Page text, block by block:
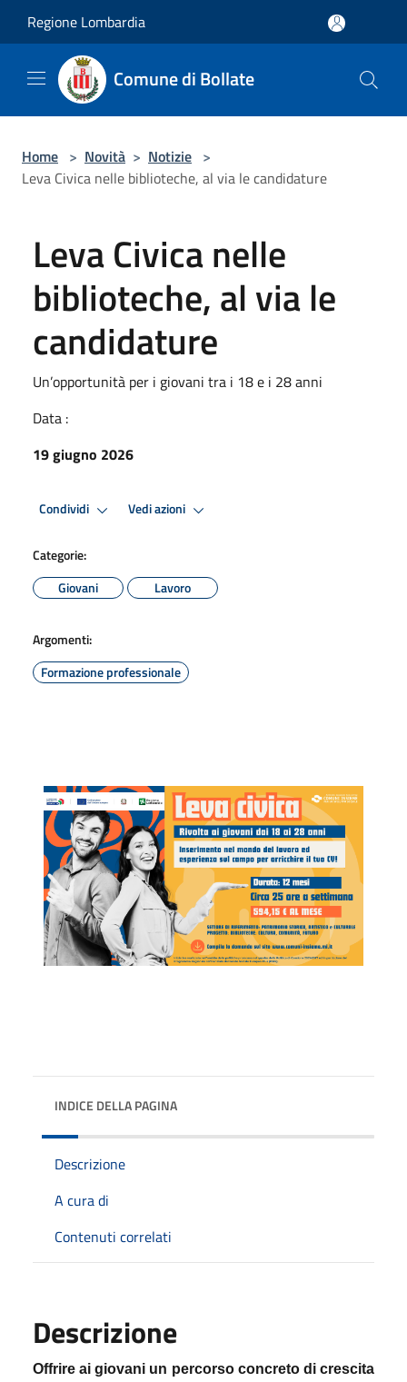
Regione Lombardia
Comune di Bollate
Home > Novità > Notizie >
Leva Civica nelle biblioteche, al via le candidature
Leva Civica nelle
biblioteche, al via le
candidature
Un’opportunità per i giovani tra i 18 e i 28 anni
Data :
19 giugno 2026
Condividi Vedi azioni
Categorie:
Giovani
Lavoro
Argomenti:
Formazione professionale
INDICE DELLA PAGINA
Descrizione
A cura di
Contenuti correlati
Descrizione
Offrire ai giovani un percorso concreto di crescita